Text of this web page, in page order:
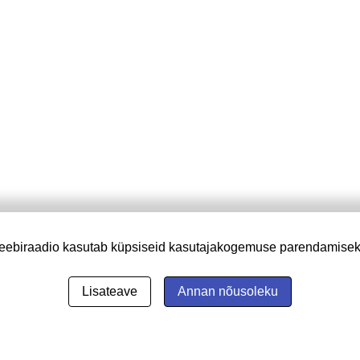
kasutab küpsiseid kasutajakogemuse
Lisateave Annan nõusoleku